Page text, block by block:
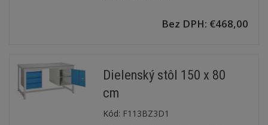
Bez DPH: €468,00
Dielenský stôl 150 x 80
cm
Kód: F113BZ3D1